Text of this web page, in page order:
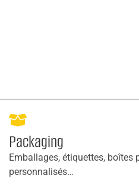
Packaging
Emballages, étiquettes, boîtes
personnalisés…